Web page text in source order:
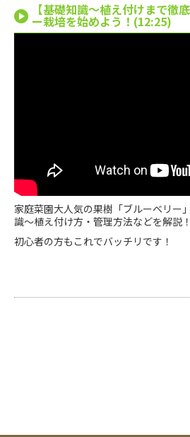
【基礎知識〜植え付けまで徹
ー栽培を始めよう！(12:25)
家庭菜園大人気の果樹「ブルーベリー
識〜植え付け方・管理方法などを解説！
初心者の方もこれでバッチリです！